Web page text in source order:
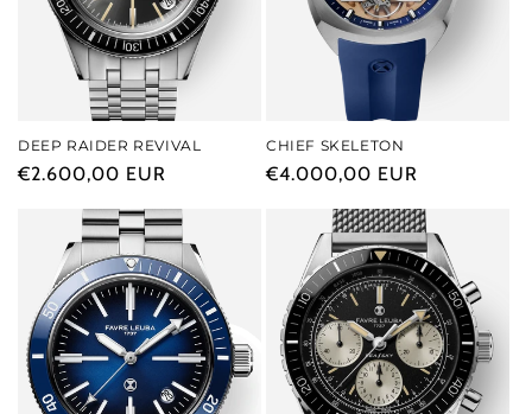
DEEP RAIDER REVIVAL
Prezzo
€2.600,00 EUR
CHIEF SKELETON
Prezzo
listino
€4.000,00 EUR